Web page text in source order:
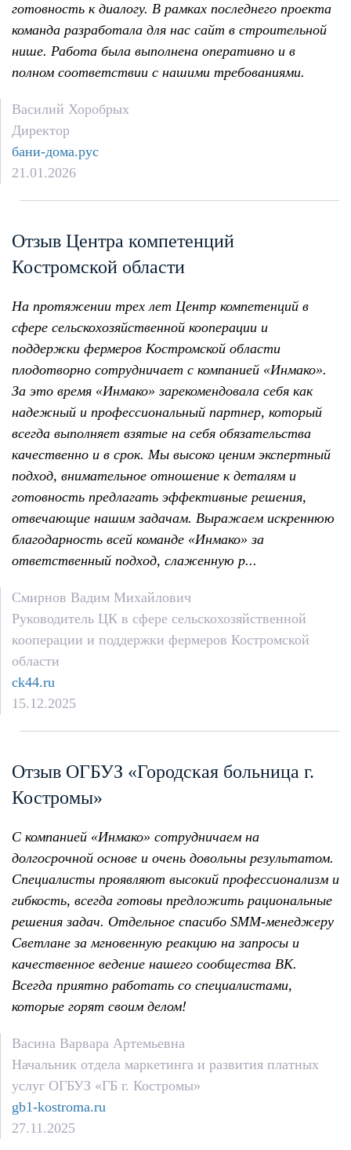
готовность к диалогу. В рамках последнего проекта
команда разработала для нас сайт в строительной
нише. Работа была выполнена оперативно и в
полном соответствии с нашими требованиями.
Василий Хоробрых
Директор
бани-дома.рус
21.01.2026
Отзыв Центра компетенций
Костромской области
На протяжении трех лет Центр компетенций в
сфере сельскохозяйственной кооперации и
поддержки фермеров Костромской области
плодотворно сотрудничает с компанией «Инмако».
За это время «Инмако» зарекомендовала себя как
надежный и профессиональный партнер, который
всегда выполняет взятые на себя обязательства
качественно и в срок. Мы высоко ценим экспертный
подход, внимательное отношение к деталям и
готовность предлагать эффективные решения,
отвечающие нашим задачам. Выражаем искреннюю
благодарность всей команде «Инмако» за
ответственный подход, слаженную р...
Смирнов Вадим Михайлович
Руководитель ЦК в сфере сельскохозяйственной
кооперации и поддержки фермеров Костромской
области
ck44.ru
15.12.2025
Отзыв ОГБУЗ «Городская больница г.
Костромы»
С компанией «Инмако» сотрудничаем на
долгосрочной основе и очень довольны результатом.
Специалисты проявляют высокий профессионализм и
гибкость, всегда готовы предложить рациональные
решения задач. Отдельное спасибо SMM-менеджеру
Светлане за мгновенную реакцию на запросы и
качественное ведение нашего сообщества ВК.
Всегда приятно работать со специалистами,
которые горят своим делом!
Васина Варвара Артемьевна
Начальник отдела маркетинга и развития платных
услуг ОГБУЗ «ГБ г. Костромы»
gb1-kostroma.ru
27.11.2025